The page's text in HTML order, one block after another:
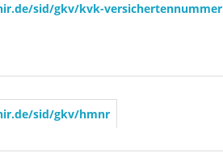
sid/gkv/kvk-versichertennummer
sid/gkv/hmnr